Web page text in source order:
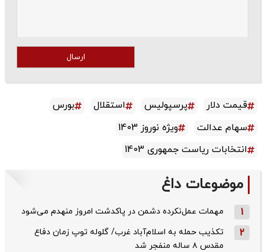
ارسال
قیمت دلار پرسپولیس استقلال
بورس
سهام عدالت
ویژه نوروز 1403
انتخابات ریاست جمهوری 1403
موضوعات داغ
1 مهمات عمل‌نکرده دشمن در پاکدشت امروز منهدم می‌شود
2
تکذیب حمله به اسلام‌آباد غرب/ گلوله توپ زمان دفاع
مقدس ۸ ساله منفجر شد